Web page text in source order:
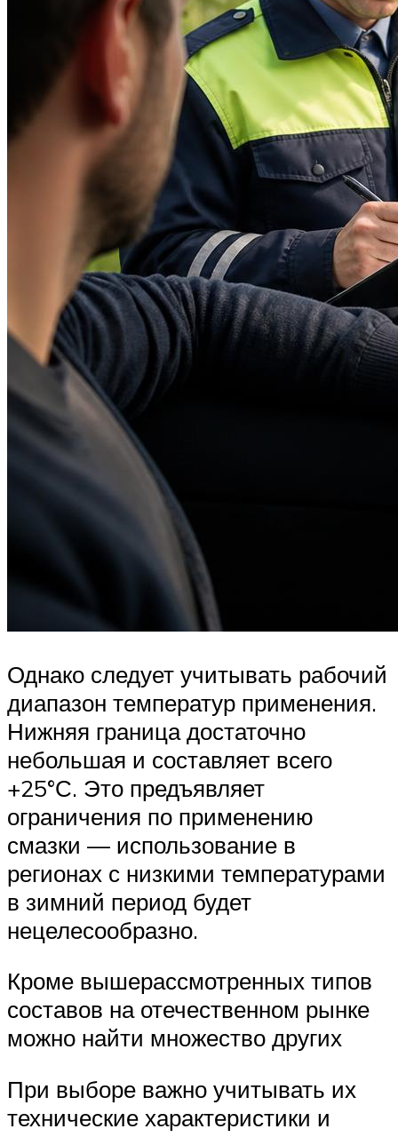
Однако следует учитывать рабочий
диапазон температур применения.
Нижняя граница достаточно
небольшая и составляет всего
+25°С. Это предъявляет
ограничения по применению
смазки — использование в
регионах с низкими температурами
в зимний период будет
нецелесообразно.
Кроме вышерассмотренных типов
составов на отечественном рынке
можно найти множество других
При выборе важно учитывать их
технические характеристики и